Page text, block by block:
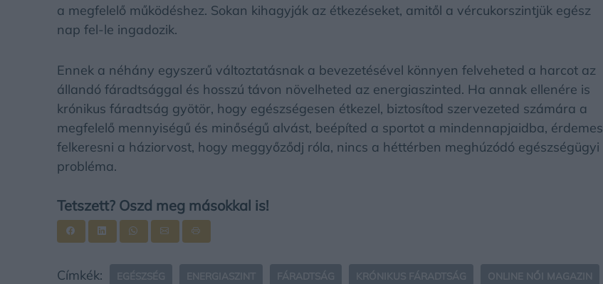
a megfelelő működéshez. Sokan kihagyják az étkezéseket, amitől a vércukorszintjük egész
nap fel-le ingadozik.
Ennek a néhány egyszerű változtatásnak a bevezetésével könnyen felveheted a harcot az
állandó fáradtsággal és hosszú távon növelheted az energiaszinted. Ha annak ellenére is
krónikus fáradtság gyötör, hogy egészségesen étkezel, biztosítod szervezeted számára a
megfelelő mennyiségű és minőségű alvást, beépíted a sportot a mindennapjaidba, érdemes
felkeresni a háziorvost, hogy meggyőződj róla, nincs a héttérben meghúzódó egészségügyi
probléma.
Tetszett? Oszd meg másokkal is!
Címkék: EGÉSZSÉG ENERGIASZINT FÁRADTSÁG KRÓNIKUS FÁRADTSÁG ONLINE NŐI MAGAZIN